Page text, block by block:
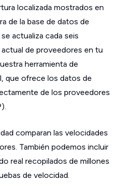
localizada mostrados en
de la base de datos de
actualiza cada seis
actual de proveedores en tu
herramienta de
que ofrece los datos de
de los proveedores
comparan las velocidades
También podemos incluir
real recopilados de millones
de velocidad.